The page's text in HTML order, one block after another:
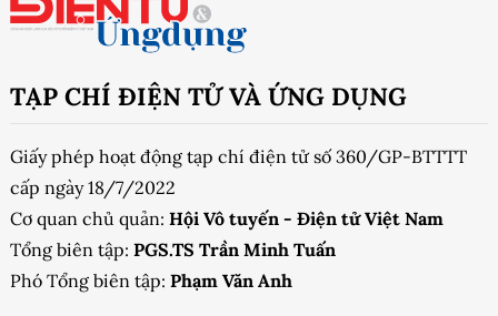
TẠP CHÍ ĐIỆN TỬ VÀ ỨNG DỤNG
Giấy phép hoạt động tạp chí điện tử số 360/GP-BTTTT
cấp ngày 18/7/2022
Cơ quan chủ quản: Hội Vô tuyến - Điện tử Việt Nam
Tổng biên tập: PGS.TS Trần Minh Tuấn
Phó Tổng biên tập: Phạm Văn Anh